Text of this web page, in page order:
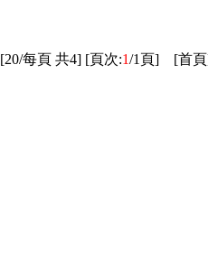
[20/每頁 共4] [頁次:1/1頁] [首頁